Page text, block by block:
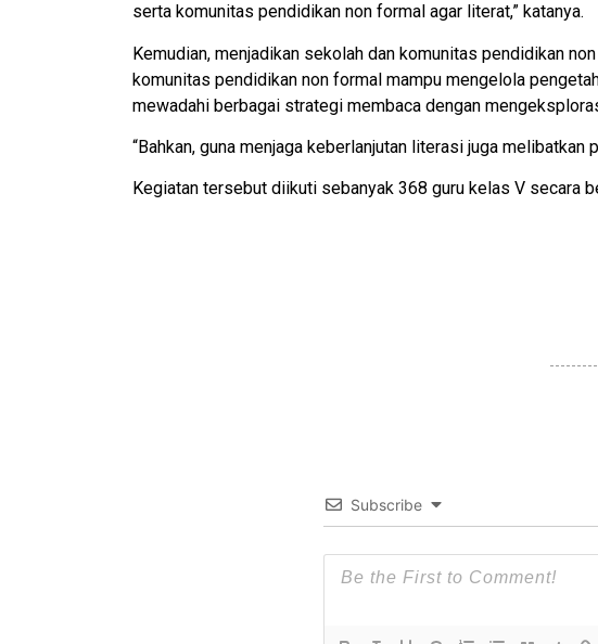
serta komunitas pendidikan non formal agar literat,” katanya.
Kemudian, menjadikan sekolah dan komunitas pendidikan
komunitas pendidikan non formal mampu mengelola
mewadahi berbagai strategi membaca dengan
“Bahkan, guna menjaga keberlanjutan literasi juga
Kegiatan tersebut diikuti sebanyak 368 guru kelas V secara
Subscribe